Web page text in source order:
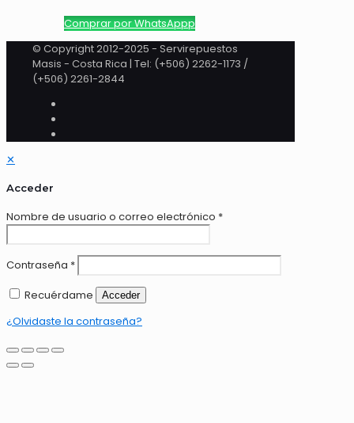
Comprar por WhatsAppp
© Copyright 2012-2025 - Servirepuestos
Masis - Costa Rica | Tel: (+506) 2262-1173 /
(+506) 2261-2844
✕
Acceder
Nombre de usuario o correo electrónico *
Contraseña *
Recuérdame
Acceder
¿Olvidaste la contraseña?